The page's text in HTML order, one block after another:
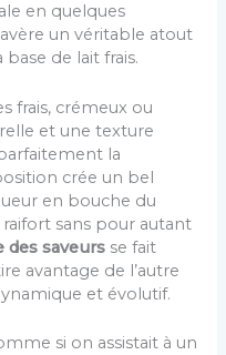
en quelques
un véritable atout
base de lait frais.
frais, crémeux ou
et une texture
la
crée un bel
en bouche du
sans pour autant
des saveurs se fait
avantage de l’autre
et évolutif.
si on assistait à un